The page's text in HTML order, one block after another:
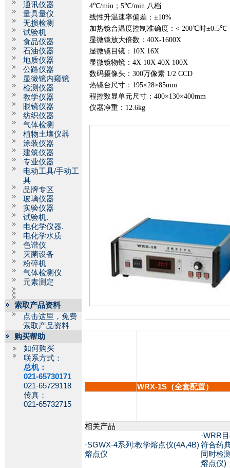
通讯仪器
量具量仪
无损检测
试验机
食品仪器
石油仪器
地质仪器
公路仪器
显微镜内窥镜
检测仪器
教学仪器
眼镜仪器
纺织仪器
气体检测
植物土壤仪器
涂装仪器
建筑仪器
专业仪器
电动工具/手动工
具
品牌专区
玻璃仪器
实验仪器
试验机.
电化学仪器.
电化学水质
色谱仪
灭菌设备
粉碎机
气体检测仪
元素测定
索取产品资料
点击这里，免费
索取产品资料
购买帮助
如何购买
联系方式：
总机：
021-65730171
021-65729118
传真：
021-65732715
4℃/min ；5℃/min 八档
线性升温速率偏差：±10%
加热镜台温度控制准确度：< 200℃时±0.5℃
显微镜放大倍数：40X-1600X
显微镜目镜： 10X 16X
显微镜物镜：4X 10X 40X 100X
数码摄像头：300万像素 1/2 CCD
热镜台尺寸： 195×28×85mm
程控数显单元尺寸：400×130×400mm
仪器净重： 12.6kg
WRX-1S（全套配置）
相关产品
·SGWX-4系列:教学熔点仪(4A,4B)
熔点仪
·WRR
符合药
同时检
熔点仪)